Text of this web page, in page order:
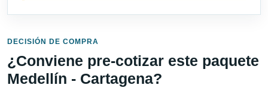
DECISIÓN DE COMPRA
¿Conviene pre-cotizar este paquete
Medellín - Cartagena?